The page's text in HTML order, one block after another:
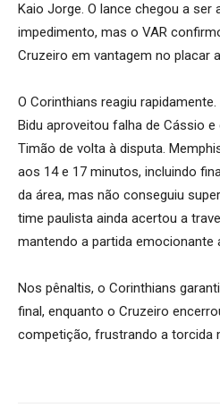
Kaio Jorge. O lance chegou a ser
impedimento, mas o VAR
Cruzeiro em vantagem no placar
O Corinthians reagiu
Bidu aproveitou falha de Cássio
Timão de volta à disputa.
aos 14 e 17 minutos, incluindo
da área, mas não conseguiu
time paulista ainda acertou a
mantendo a partida emocionante
Nos pênaltis, o Corinthians
final, enquanto o Cruzeiro
competição, frustrando a torcida